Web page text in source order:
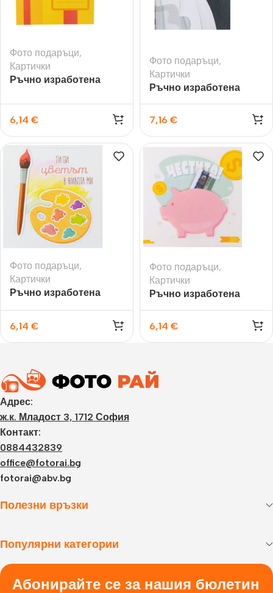
Фото подаръци,
Картички
Ръчно изработена
6,14 €
Фото подаръци,
Картички
Ръчно изработена
картичка подходяща за
сватба
7,16 €
Фото подаръци,
Картички
Ръчно изработена
6,14 €
Фото подаръци,
Картички
Ръчно изработена
6,14 €
Адрес:
ж.к. Младост 3, 1712 София
Контакт:
0884432839
office@fotorai.bg
fotorai@abv.bg
Полезни връзки
Популярни категории
Абонирайте се за нашия бюлетин